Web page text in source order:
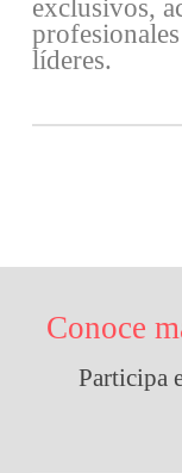
exclusivos,
líderes.
Conoce
Participa